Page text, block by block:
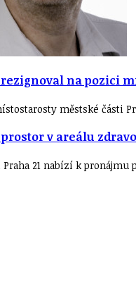
rezignoval na pozici
městské části
v areálu
Praha 21 nabízí k